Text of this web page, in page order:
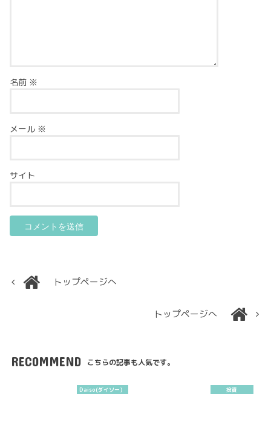
名前 ※
メール ※
サイト
トップページへ
トップページへ
RECOMMEND こちらの記事も人気です。
Daiso(ダイソー） 投資